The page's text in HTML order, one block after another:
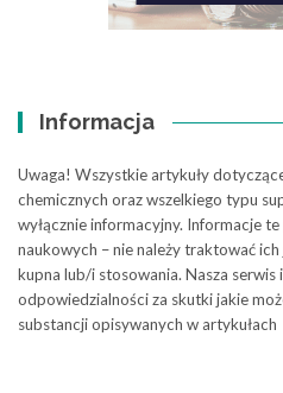
Informacja
Uwaga! Wszystkie artykuły
chemicznych oraz wszelkiego typu
wyłącznie informacyjny. Informacje
naukowych – nie należy traktować
kupna lub/i stosowania. Nasza
odpowiedzialności za skutki jakie
substancji opisywanych w artykułach